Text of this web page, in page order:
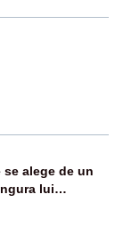
se alege de un
lui